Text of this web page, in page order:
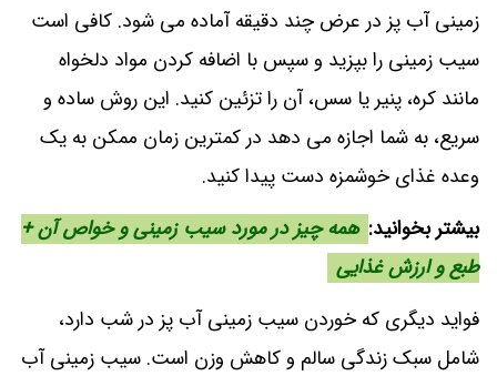
زمینی آب پز در عرض چند دقیقه آماده می شود. کافی است
سیب زمینی را بپزید و سپس با اضافه کردن مواد دلخواه
مانند کره، پنیر یا سس، آن را تزئین کنید. این روش ساده و
سریع، به شما اجازه می دهد در کمترین زمان ممکن به یک
وعده غذای خوشمزه دست پیدا کنید.
بیشتر بخوانید: همه چیز در مورد سیب زمینی و خواص آن +
طبع و ارزش غذایی
فواید دیگری که خوردن سیب زمینی آب پز در شب دارد،
شامل سبک زندگی سالم و کاهش وزن است. سیب زمینی آب